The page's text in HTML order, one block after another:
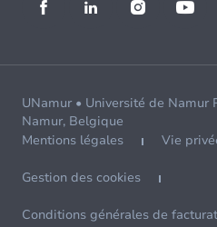
UNamur • Université de Namur
Namur, Belgique
Mentions légales
Vie
Gestion des cookies
Conditions générales de